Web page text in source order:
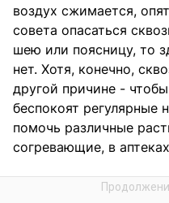
воздух сжимается,
совета опасаться
шею или поясницу, то
нет. Хотя, конечно,
другой причине -
беспокоят
помочь различные
согревающие, в